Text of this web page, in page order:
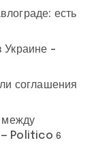
есть
Украине –
соглашения
— Politico 6